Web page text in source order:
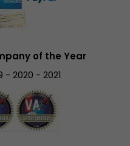
of the Year
- 2020 - 2021